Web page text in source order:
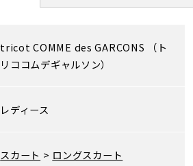
tricot COMME des GARCONS （ト
リココムデギャルソン）
レディース
スカート > ロングスカート